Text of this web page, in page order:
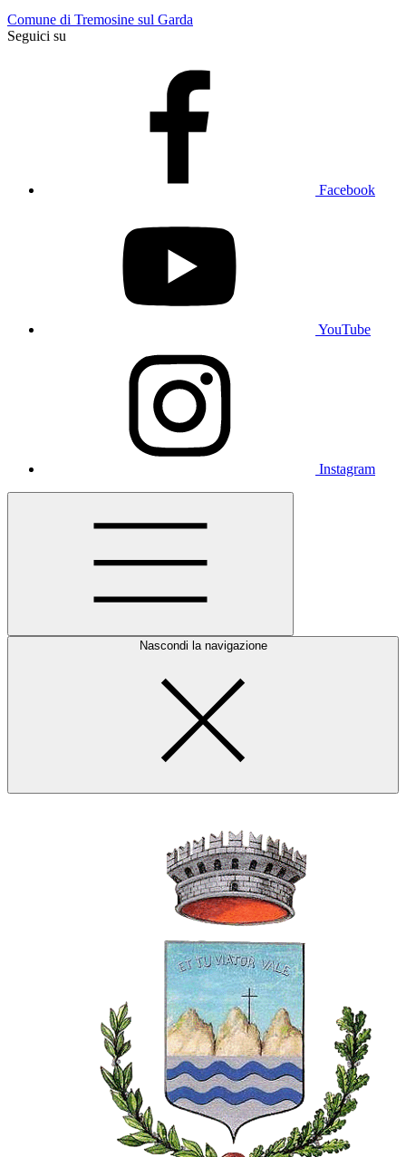
Comune di Tremosine sul Garda
Seguici su
Facebook
YouTube
Instagram
Nascondi la navigazione